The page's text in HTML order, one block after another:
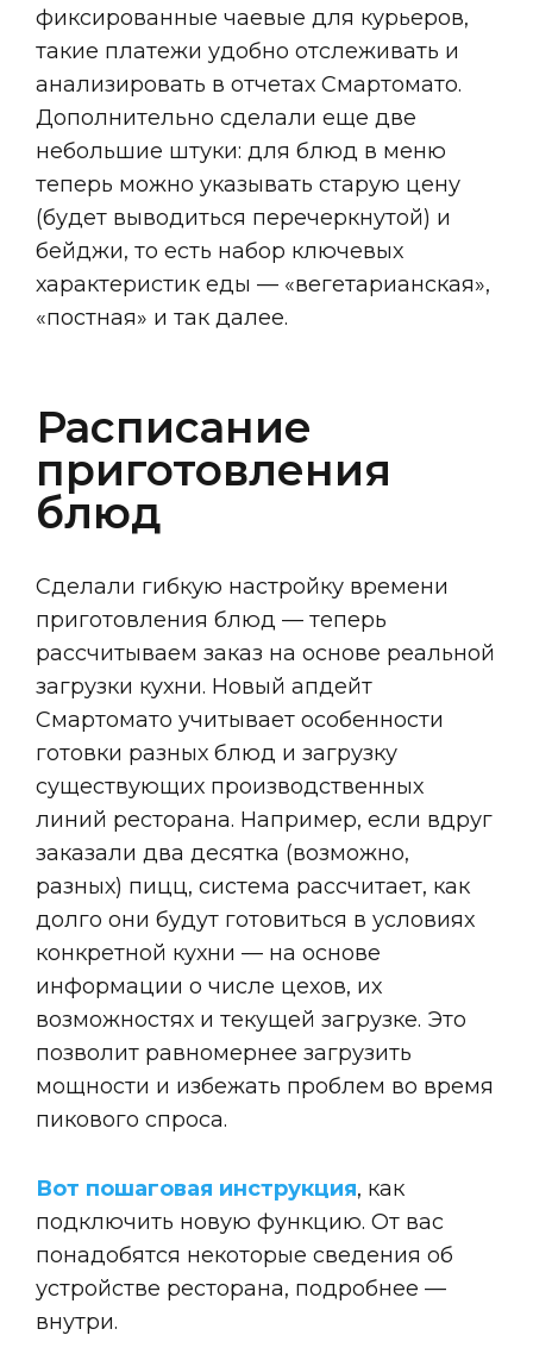
фиксированные чаевые для курьеров,
такие платежи удобно отслеживать и
анализировать в отчетах Смартомато.
Дополнительно сделали еще две
небольшие штуки: для блюд в меню
теперь можно указывать старую цену
(будет выводиться перечеркнутой) и
бейджи, то есть набор ключевых
характеристик еды — «вегетарианская»,
«постная» и так далее.
Расписание
приготовления
блюд
Сделали гибкую настройку времени
приготовления блюд — теперь
рассчитываем заказ на основе реальной
загрузки кухни. Новый апдейт
Смартомато учитывает особенности
готовки разных блюд и загрузку
существующих производственных
линий ресторана. Например, если вдруг
заказали два десятка (возможно,
разных) пицц, система рассчитает, как
долго они будут готовиться в условиях
конкретной кухни — на основе
информации о числе цехов, их
возможностях и текущей загрузке. Это
позволит равномернее загрузить
мощности и избежать проблем во время
пикового спроса.
Вот пошаговая инструкция, как
подключить новую функцию. От вас
понадобятся некоторые сведения об
устройстве ресторана, подробнее —
внутри.